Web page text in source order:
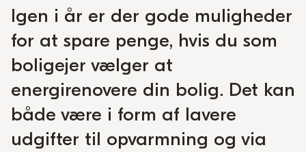
Igen i år er der gode muligheder
for at spare penge, hvis du som
boligejer vælger at
energirenovere din bolig. Det kan
både være i form af lavere
udgifter til opvarmning og via